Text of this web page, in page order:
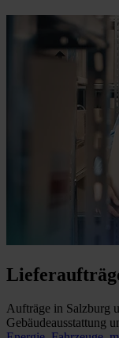
Aufträge in Salzburg
Gebäudeausstattung